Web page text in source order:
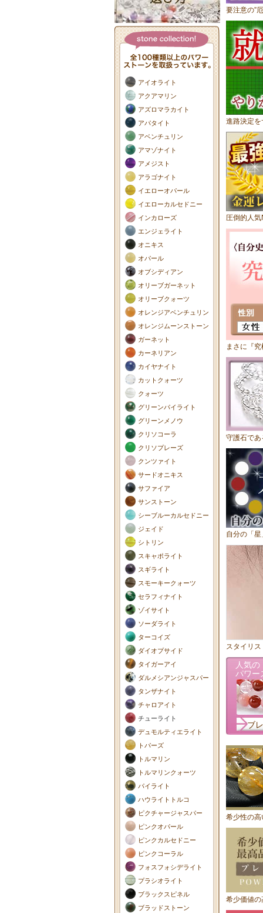
要注意の”
進路決定
圧倒的人
まさに『
守護石で
自分の「
スタイリ
人気
パワー
ブ
希少性の
希少価値
アイオライト
アクアマリン
アズロマラカイト
アパタイト
アベンチュリン
アマゾナイト
アメジスト
アラゴナイト
イエローオパール
イエローカルセドニー
インカローズ
エンジェライト
オニキス
オパール
オブシディアン
オリーブガーネット
オリーブクォーツ
オレンジアベンチュリン
オレンジムーンストーン
ガーネット
カーネリアン
カイヤナイト
カットクォーツ
クォーツ
グリーンパイライト
グリーンメノウ
クリソコーラ
クリソプレーズ
クンツァイト
サードオニキス
サファイア
サンストーン
シーブルーカルセドニー
ジェイド
シトリン
スキャポライト
スギライト
スモーキークォーツ
セラフィナイト
ゾイサイト
ソーダライト
ターコイズ
ダイオプサイド
タイガーアイ
ダルメシアンジャスパー
タンザナイト
チャロアイト
チューライト
デュモルティエライト
トパーズ
トルマリン
トルマリンクォーツ
パイライト
ハウライトトルコ
ピクチャージャスパー
ピンクオパール
ピンクカルセドニー
ピンクコーラル
フォスフォシデライト
プラシオライト
ブラックスピネル
ブラッドストーン